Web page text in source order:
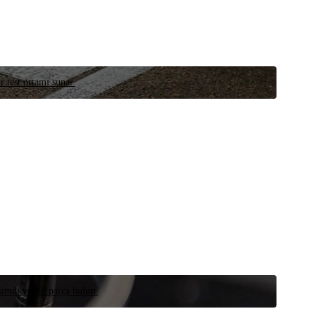
test ortamı sunar.
yedek parça bulun.